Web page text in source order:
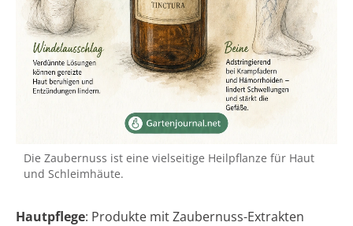
Die Zaubernuss ist eine vielseitige Heilpflanze für Haut
und Schleimhäute.
Hautpflege: Produkte mit Zaubernuss-Extrakten